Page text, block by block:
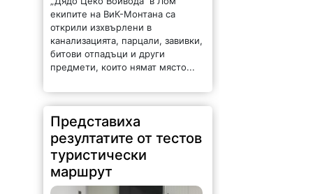
екипите на ВиК-Монтана са
открили изхвърлени в
канализацията, парцали, завивки,
битови отпадъци и други
предмети, които нямат място...
Представиха
резултатите от тестов
туристически
маршрут